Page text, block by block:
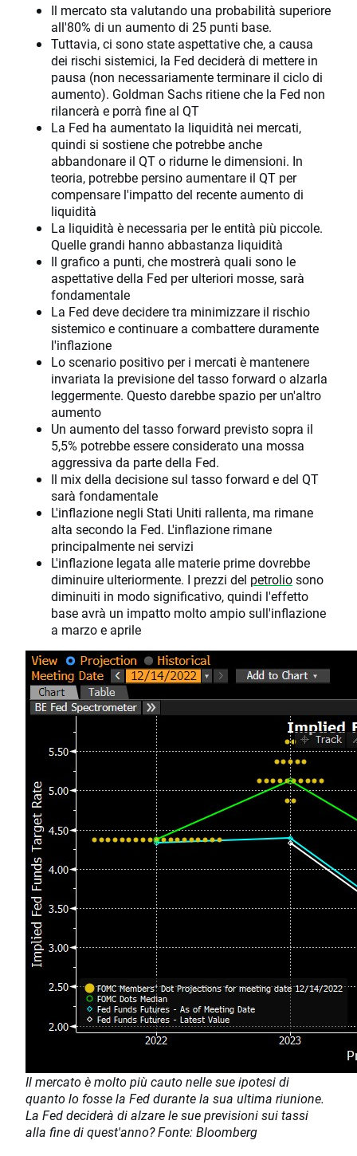
Il mercato sta valutando una probabilità superiore
all'80% di un aumento di 25 punti base.
Tuttavia, ci sono state aspettative che, a causa
dei rischi sistemici, la Fed deciderà di mettere in
pausa (non necessariamente terminare il ciclo di
aumento). Goldman Sachs ritiene che la Fed non
rilancerà e porrà fine al QT
La Fed ha aumentato la liquidità nei mercati,
quindi si sostiene che potrebbe anche
abbandonare il QT o ridurne le dimensioni. In
teoria, potrebbe persino aumentare il QT per
compensare l'impatto del recente aumento di
liquidità
La liquidità è necessaria per le entità più piccole.
Quelle grandi hanno abbastanza liquidità
Il grafico a punti, che mostrerà quali sono le
aspettative della Fed per ulteriori mosse, sarà
fondamentale
La Fed deve decidere tra minimizzare il rischio
sistemico e continuare a combattere duramente
l'inflazione
Lo scenario positivo per i mercati è mantenere
invariata la previsione del tasso forward o alzarla
leggermente. Questo darebbe spazio per un'altro
aumento
Un aumento del tasso forward previsto sopra il
5,5% potrebbe essere considerato una mossa
aggressiva da parte della Fed.
Il mix della decisione sul tasso forward e del QT
sarà fondamentale
L'inflazione negli Stati Uniti rallenta, ma rimane
alta secondo la Fed. L'inflazione rimane
principalmente nei servizi
L'inflazione legata alle materie prime dovrebbe
diminuire ulteriormente. I prezzi del petroliosono
diminuiti in modo significativo, quindi l'effetto
base avrà un impatto molto ampio sull'inflazione
a marzo e aprile
Il mercato è molto più cauto nelle sue ipotesi di
quanto lo fosse la Fed durante la sua ultima riunione.
La Fed deciderà di alzare le sue previsioni sui tassi
alla fine di quest'anno? Fonte: Bloomberg